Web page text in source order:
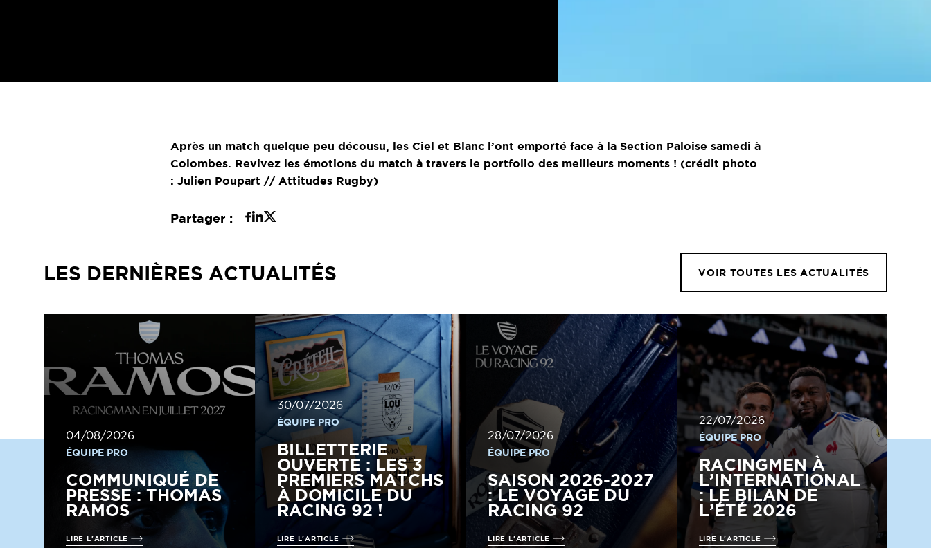
Après un match quelque peu décousu, les Ciel et Blanc l’ont emporté face à la Section Paloise samedi à
Colombes. Revivez les émotions du match à travers le portfolio des meilleurs moments ! (crédit photo
: Julien Poupart // Attitudes Rugby)
Partager :
LES DERNIÈRES ACTUALITÉS VOIR TOUTES LES ACTUALITÉS
04/08/2026
ÉQUIPE PRO
COMMUNIQUÉ DE
PRESSE : THOMAS
RAMOS
LIRE L'ARTICLE
30/07/2026
ÉQUIPE PRO
BILLETTERIE
OUVERTE : LES 3
PREMIERS MATCHS
À DOMICILE DU
RACING 92 !
LIRE L'ARTICLE
28/07/2026
ÉQUIPE PRO
SAISON 2026-2027
: LE VOYAGE DU
RACING 92
LIRE L'ARTICLE
22/07/2026
ÉQUIPE PRO
RACINGMEN À
L’INTERNATIONAL
: LE BILAN DE
L’ÉTÉ 2026
LIRE L'ARTICLE